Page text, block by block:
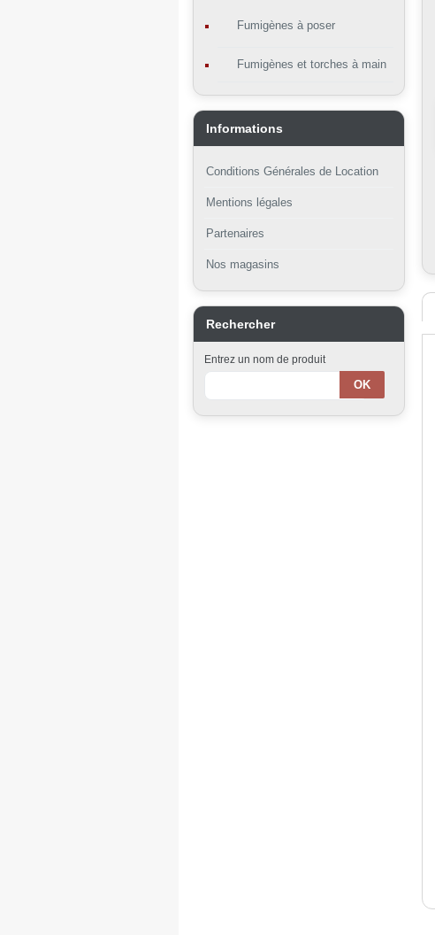
Fumigènes à poser
Fumigènes et torches à main
Informations
Conditions Générales de Location
Mentions légales
Partenaires
Nos magasins
Rechercher
Entrez un nom de produit